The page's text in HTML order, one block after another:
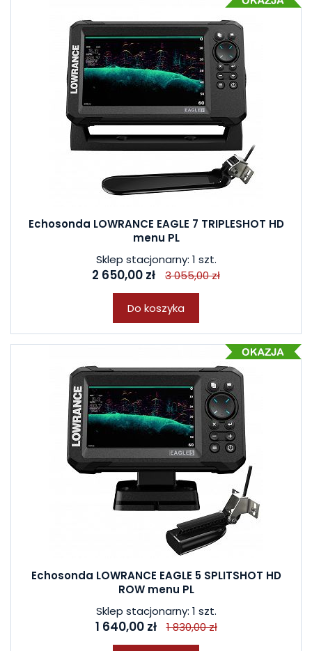
Echosonda LOWRANCE EAGLE 7 TRIPLESHOT HD
menu PL
Sklep stacjonarny: 1 szt.
2 650,00 zł 3 055,00 zł
Do koszyka
Echosonda LOWRANCE EAGLE 5 SPLITSHOT HD
ROW menu PL
Sklep stacjonarny: 1 szt.
1 640,00 zł 1 830,00 zł